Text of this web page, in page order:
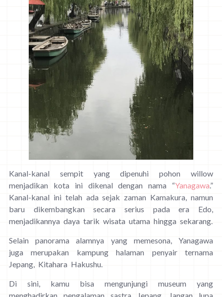
Kanal-kanal sempit yang dipenuhi pohon willow
menjadikan kota ini dikenal dengan nama “Yanagawa.”
Kanal-kanal ini telah ada sejak zaman Kamakura, namun
baru dikembangkan secara serius pada era Edo,
menjadikannya daya tarik wisata utama hingga sekarang.
Selain panorama alamnya yang memesona, Yanagawa
juga merupakan kampung halaman penyair ternama
Jepang, Kitahara Hakushu.
Di sini, kamu bisa mengunjungi museum yang